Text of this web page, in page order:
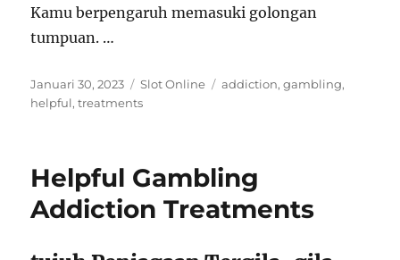
Kamu berpengaruh memasuki golongan
tumpuan. …
Posted
on
Januari 30, 2023 Categories
Slot Online Tags
addiction,gambling,
helpful,treatments
Helpful Gambling
Addiction Treatments